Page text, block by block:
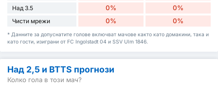
Над 3.5 0% 0%
Чисти мрежи 0% 0%
* Данните за допуснатите голове включват мачове както като домакини, така и
като гости, изиграни от FC Ingolstadt 04 и SSV Ulm 1846.
Над 2,5 и BTTS прогнози
Колко гола в този мач?